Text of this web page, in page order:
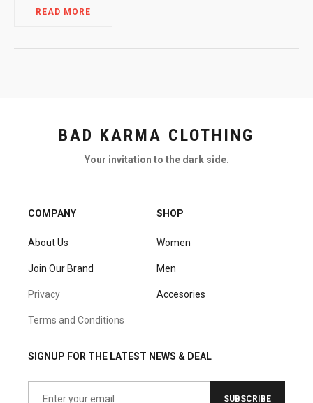
READ MORE
BAD KARMA CLOTHING
Your invitation to the dark side.
COMPANY
About Us
Join Our Brand
Privacy
Terms and Conditions
SHOP
Women
Men
Accesories
SIGNUP FOR THE LATEST NEWS & DEAL
SUBSCRIBE